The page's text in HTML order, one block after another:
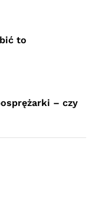
to
– czy